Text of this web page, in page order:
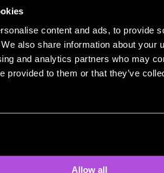
content and ads, to provide
also share information about your
and analytics partners who may
provided to them or that they’ve
Allow all
Claude of Gemini kunnen
hangt vooral af van wat je nodig hebt.
hangt de kwaliteit meer af van de
van de gebruikte tool.